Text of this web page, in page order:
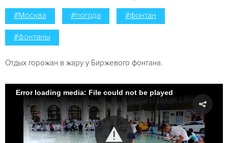
#Москва #погода #фонтан
#фонтаны
Отдых горожан в жару у Биржевого фонтана.
Error loading media: File could not be played